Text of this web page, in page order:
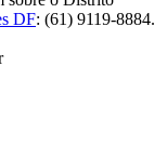
DF: (61) 9119-8884.